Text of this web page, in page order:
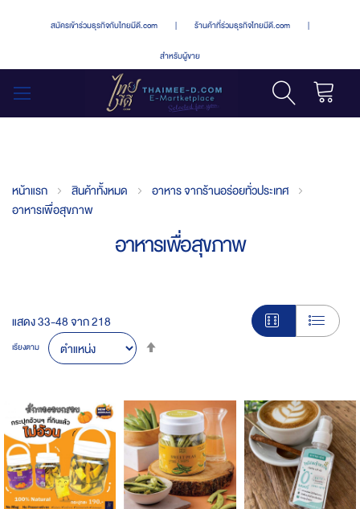
สมัครเข้าร่วมธุรกิจกับไทยมีดี.com | ร้านค้าที่ร่วมธุรกิจไทยมีดี.com |
สำหรับผู้ขาย
หน้าแรก สินค้าทั้งหมด
อาหาร จากร้านอร่อยทั่วประเทศ
อาหารเพื่อสุขภาพ
อาหารเพื่อสุขภาพ
แสดง33-48จาก218
เรียงตาม
Direction